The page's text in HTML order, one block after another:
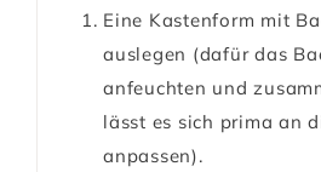
Eine Kastenform mit
auslegen (dafür das
anfeuchten und
lässt es sich prima an
anpassen).